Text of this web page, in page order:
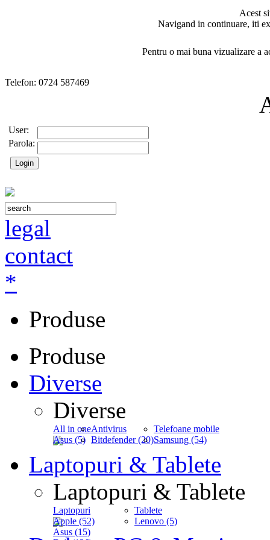
Acest
Navigand in continuare, iti
Pentru o mai buna vizualizare a
Telefon: 0724 587469
User:
Parola:
legal
contact
*
Produse
Produse
Diverse
Diverse
All in one
Asus (5)
Antivirus
Bitdefender (20)
Telefoane mobile
Samsung (54)
Laptopuri & Tablete
Laptopuri & Tablete
Laptopuri
Apple (52)
Asus (15)
Tablete
Lenovo (5)